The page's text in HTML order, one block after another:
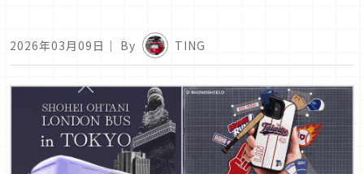
2026年03月09日 ｜ By TING